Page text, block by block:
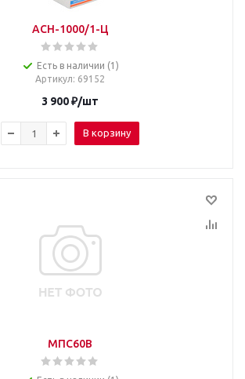
АСН-1000/1-Ц
Есть в наличии (1)
Артикул: 69152
3 900₽/шт
В корзину
МПС60В